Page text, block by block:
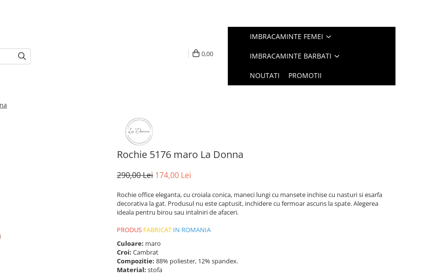
0,00
IMBRACAMINTE FEMEI
IMBRACAMINTE BARBATI
NOUTATI PROMOTII
Rochie 5176 maro La Donna
290,00 Lei 174,00 Lei
Rochie office eleganta, cu croiala conica, maneci lungi cu mansete inchise cu nasturi si esarfa
decorativa la gat. Produsul nu este captusit, inchidere cu fermoar ascuns la spate. Alegerea
ideala pentru birou sau intalniri de afaceri.
PRODUS FABRICAT IN ROMANIA
Culoare: maro
Croi: Cambrat
Compozitie: 88% poliester, 12% spandex.
Material: stofa